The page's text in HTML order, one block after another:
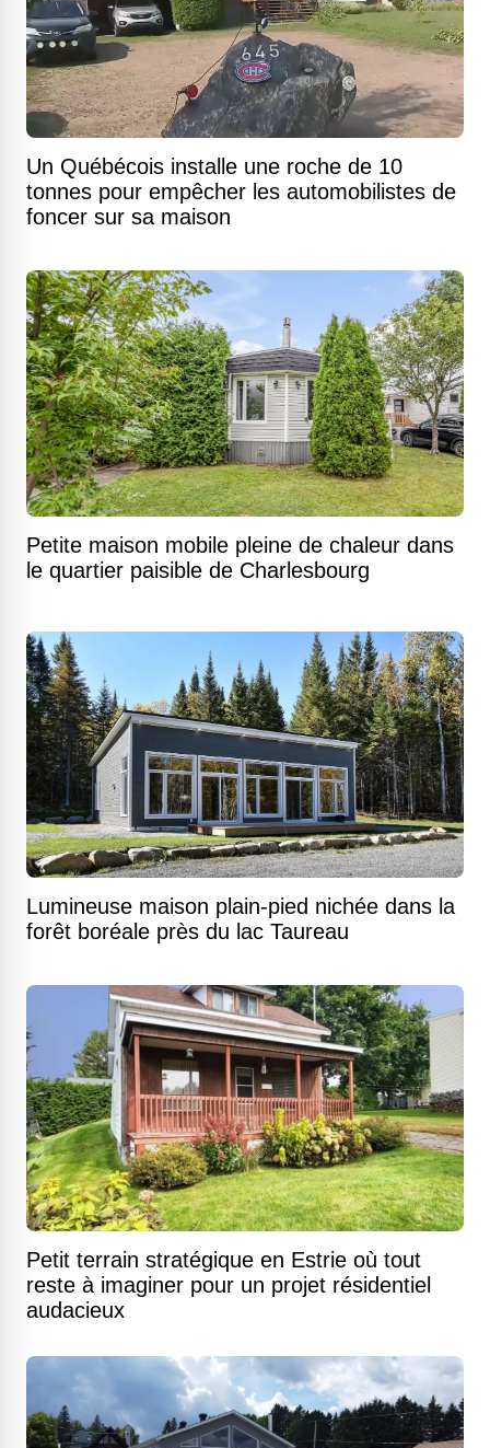
Un Québécois installe une roche de 10
tonnes pour empêcher les automobilistes de
foncer sur sa maison
Petite maison mobile pleine de chaleur dans
le quartier paisible de Charlesbourg
Lumineuse maison plain-pied nichée dans la
forêt boréale près du lac Taureau
Petit terrain stratégique en Estrie où tout
reste à imaginer pour un projet résidentiel
audacieux